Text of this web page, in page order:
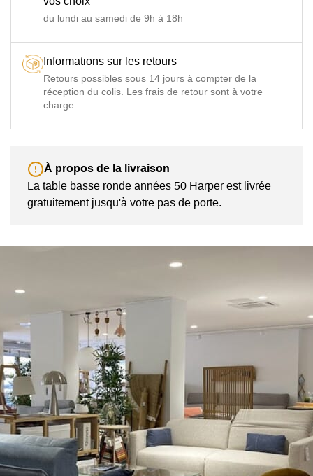
du lundi au samedi de 9h à 18h
Informations sur les retours
Retours possibles sous 14 jours à compter de la
réception du colis. Les frais de retour sont à votre
charge.
À propos de la livraison
La table basse ronde années 50 Harper est livrée
gratuitement jusqu'à votre pas de porte.